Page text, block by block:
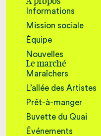
Informations
Mission sociale
Équipe
Nouvelles
Le marché
Maraîchers
L’allée des Artistes
Prêt-à-manger
Buvette du Quai
Événements